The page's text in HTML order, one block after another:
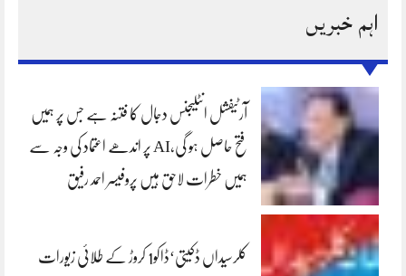
اہم خبریں
آرٹیفشل انٹلیجنس دجال کا فتنہ ہے جس پر ہمیں
فتح حاصل ہو گی،AI پر اندھے اعتماد کی وجہ سے
ہمیں خطرات لاحق ہیں پروفیسر احمد رفیق
کلرسیداں ڈکیتی‘ڈاکو1 کروڑ کے طلائی زیورات